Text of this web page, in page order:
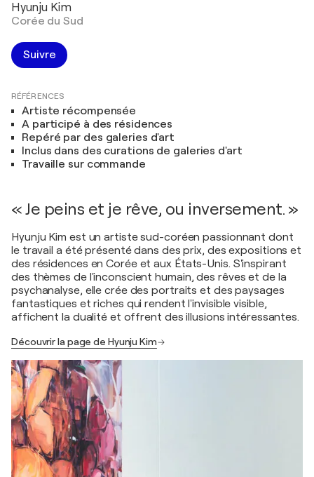
Hyunju Kim
Corée du Sud
Suivre
RÉFÉRENCES
Artiste récompensée
A participé à des résidences
Repéré par des galeries d'art
Inclus dans des curations de galeries d'art
Travaille sur commande
« Je peins et je rêve, ou inversement. »
Hyunju Kim est un artiste sud-coréen passionnant dont
le travail a été présenté dans des prix, des expositions et
des résidences en Corée et aux États-Unis. S'inspirant
des thèmes de l'inconscient humain, des rêves et de la
psychanalyse, elle crée des portraits et des paysages
fantastiques et riches qui rendent l'invisible visible,
affichent la dualité et offrent des illusions intéressantes.
Découvrir la page de Hyunju Kim